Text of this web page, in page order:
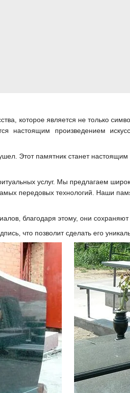
которое является не только
настоящим произведением
Этот памятник станет
услуг. Мы предлагаем
передовых технологий. Наши
благодаря этому, они
что позволит сделать его